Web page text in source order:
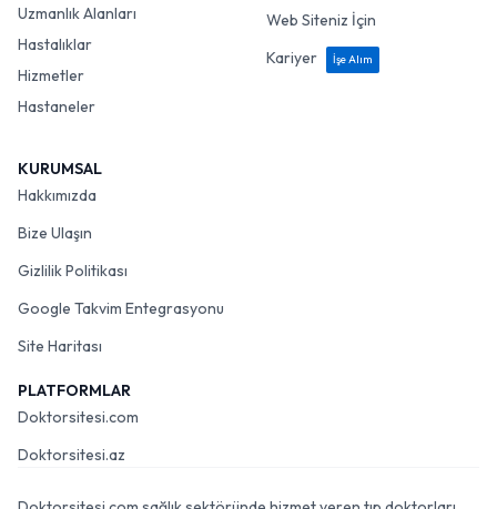
Uzmanlık Alanları
Hastalıklar
Hizmetler
Hastaneler
Web Siteniz İçin
Kariyer
İşe Alım
KURUMSAL
Hakkımızda
Bize Ulaşın
Gizlilik Politikası
Google Takvim Entegrasyonu
Site Haritası
PLATFORMLAR
Doktorsitesi.com
Doktorsitesi.az